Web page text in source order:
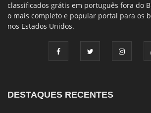
classificados grátis em português fora do
o mais completo e popular portal para os
nos Estados Unidos.
DESTAQUES RECENTES